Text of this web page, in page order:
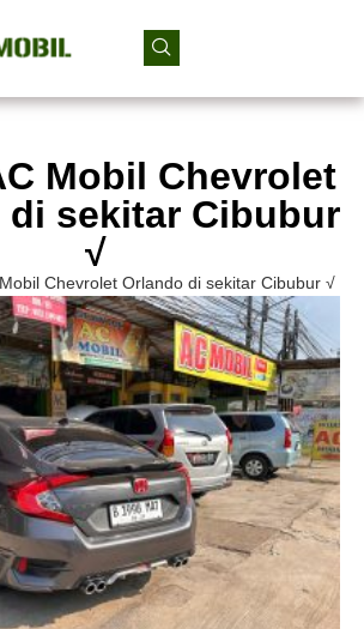
Mobil Chevrolet
di sekitar Cibubur
√
Chevrolet Orlando di sekitar Cibubur √